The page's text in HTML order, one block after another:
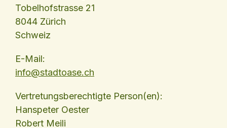
Tobelhofstrasse 21
8044 Zürich
Schweiz
E-Mail:
info@stadtoase.ch
Vertretungsberechtigte Person(en):
Hanspeter Oester
Robert Meili